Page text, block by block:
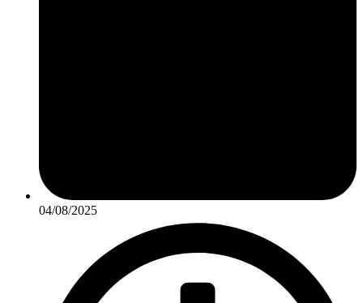
04/08/2025